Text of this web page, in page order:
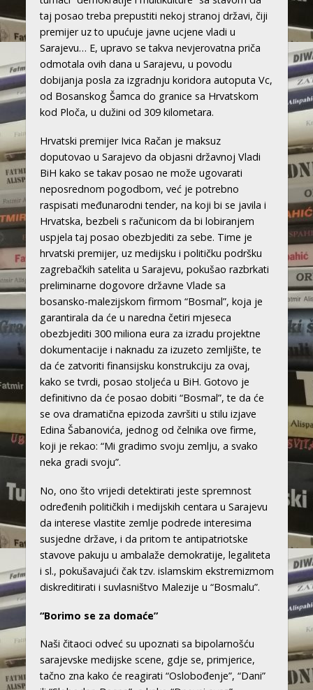
taj posao treba prepustiti nekoj stranoj državi, čiji
premijer uz to upućuje javne ucjene vladi u
Sarajevu… E, upravo se takva nevjerovatna priča
odmotala ovih dana u Sarajevu, u povodu
dobijanja posla za izgradnju koridora autoputa Vc,
od Bosanskog Šamca do granice sa Hrvatskom
kod Ploča, u dužini od 309 kilometara.
Hrvatski premijer Ivica Račan je maksuz
doputovao u Sarajevo da objasni državnoj Vladi
BiH kako se takav posao ne može ugovarati
neposrednom pogodbom, već je potrebno
raspisati međunarodni tender, na koji bi se javila i
Hrvatska, bezbeli s računicom da bi lobiranjem
uspjela taj posao obezbjediti za sebe. Time je
hrvatski premijer, uz medijsku i političku podršku
zagrebačkih satelita u Sarajevu, pokušao razbrkati
preliminarne dogovore državne Vlade sa
bosansko-malezijskom firmom “Bosmal”, koja je
garantirala da će u naredna četiri mjeseca
obezbjediti 300 miliona eura za izradu projektne
dokumentacije i naknadu za izuzeto zemljište, te
da će zatvoriti finansijsku konstrukciju za ovaj,
kako se tvrdi, posao stoljeća u BiH. Gotovo je
definitivno da će posao dobiti “Bosmal”, te da će
se ova dramatična epizoda završiti u stilu izjave
Edina Šabanovića, jednog od čelnika ove firme,
koji je rekao: “Mi gradimo svoju zemlju, a svako
neka gradi svoju”.
No, ono što vrijedi detektirati jeste spremnost
određenih političkih i medijskih centara u Sarajevu
da interese vlastite zemlje podrede interesima
susjedne države, i da pritom te antipatriotske
stavove pakuju u ambalaže demokratije, legaliteta
i sl., pokušavajući čak tzv. islamskim ekstremizmom
diskreditirati i suvlasništvo Malezije u “Bosmalu”.
“Borimo se za domaće”
Naši čitaoci odveć su upoznati sa bipolarnošću
sarajevske medijske scene, gdje se, primjerice,
tačno zna kako će reagirati “Oslobođenje”, “Dani”